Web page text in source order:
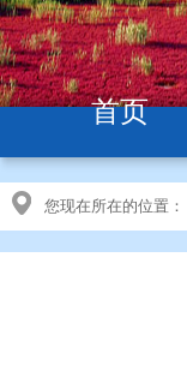
首页
您现在所在的位置：